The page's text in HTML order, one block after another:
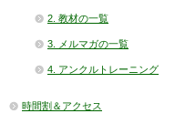
2. 教材の一覧
3. メルマガの一覧
4. アンクルトレーニング
時間割＆アクセス